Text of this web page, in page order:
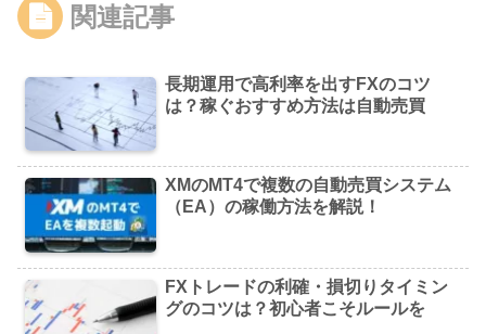
関連記事
長期運用で高利率を出すFXのコツ
は？稼ぐおすすめ方法は自動売買
XMのMT4で複数の自動売買システム
（EA）の稼働方法を解説！
FXトレードの利確・損切りタイミン
グのコツは？初心者こそルールを